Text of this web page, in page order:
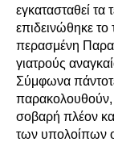
εγκατασταθεί τα
επιδεινώθηκε το
περασμένη
γιατρούς
Σύμφωνα
παρακολουθούν,
σοβαρή πλέον
των υπολοίπων